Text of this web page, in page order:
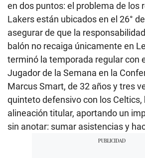
en dos puntos: el problema de los
Lakers están ubicados en el 26°
asegurar de que la
balón no recaiga únicamente en
terminó la temporada regular con
Jugador de la Semana en la
Marcus Smart, de 32 años y tres
quinteto defensivo con los Celtics,
alineación titular, aportando un
sin anotar: sumar asistencias y